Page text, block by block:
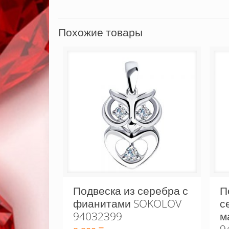
Похожие товары
Подвеска из серебра с
фианитами SOKOLOV
94032399